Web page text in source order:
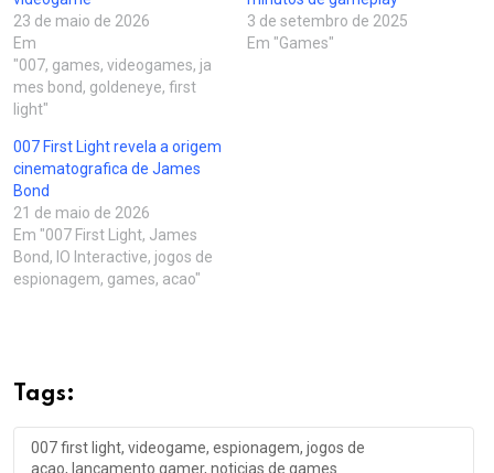
23 de maio de 2026
Em
"007, games, videogames, ja
mes bond, goldeneye, first
light"
3 de setembro de 2025
Em "Games"
007 First Light revela a origem
cinematografica de James
Bond
21 de maio de 2026
Em "007 First Light, James
Bond, IO Interactive, jogos de
espionagem, games, acao"
Tags:
007 first light, videogame, espionagem, jogos de
acao, lancamento gamer, noticias de games